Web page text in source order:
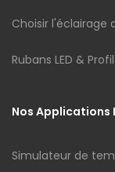
Choisir l'éclairage
Rubans LED &
Nos Applications
Simulateur de